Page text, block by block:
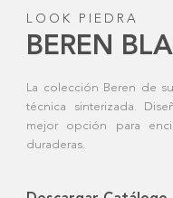
LOOK PIEDRA
BEREN
La colección Beren de
técnica sinterizada.
mejor opción para
duraderas.